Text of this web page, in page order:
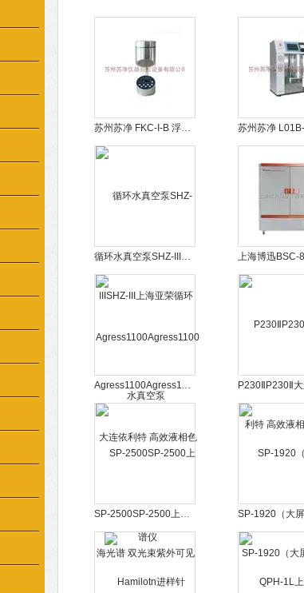
苏州苏净 FKC-I-B 浮游菌采样器
循环水真空泵SHZ-IIISHZ-III上海亚荣循环水真空泵
Agress1100Agress1100大连依利特 高效液相色谱仪
SP-2500SP-2500上海光谱 双光束紫外可见分光光度计